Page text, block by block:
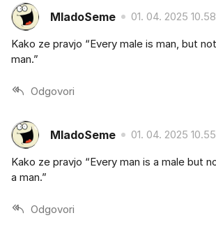
MladoSeme 01. 04. 2025 10.58
Kako ze pravjo “Every male is man, but
man.”
Odgovori
MladoSeme 01. 04. 2025 10.55
Kako ze pravjo “Every man is a male but
a man.”
Odgovori